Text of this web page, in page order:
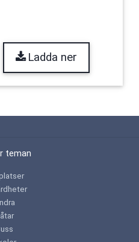
Ladda ner
teman